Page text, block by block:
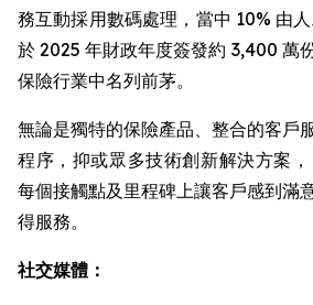
務互動採用數碼處理，當中 10% 由
於 2025 年財政年度簽發約 3,400 萬
保險行業中名列前茅。
無論是獨特的保險產品、整合的客戶
程序，抑或眾多技術創新解決方案
每個接觸點及里程碑上讓客戶感到滿
得服務。
社交媒體：